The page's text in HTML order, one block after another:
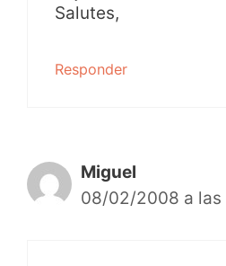
Salutes,
Responder
Miguel
08/02/2008 a las